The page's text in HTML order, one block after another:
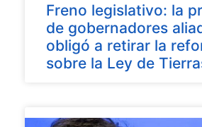
Freno legislativo: la
de gobernadores
obligó a retirar la
sobre la Ley de